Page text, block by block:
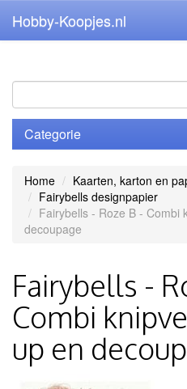
Hobby-Koopjes.nl
Categorie
Home
Kaarten, karton en
Fairybells designpapier
Fairybells - Roze B - Combi
decoupage
Fairybells -
Combi
up en